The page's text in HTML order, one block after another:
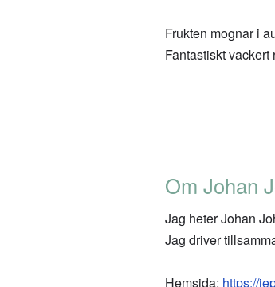
Frukten mognar i
Fantastiskt vackert
Om Johan
Jag heter Johan
Jag driver
Hemsida: https://